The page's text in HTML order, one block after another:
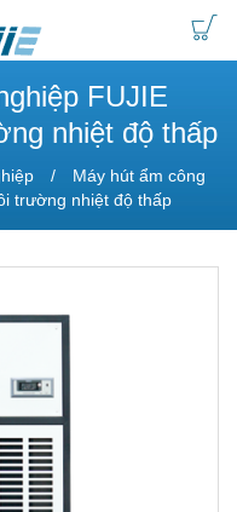
FUJIE
nhiệt độ thấp
Máy hút ẩm công
trường nhiệt độ thấp